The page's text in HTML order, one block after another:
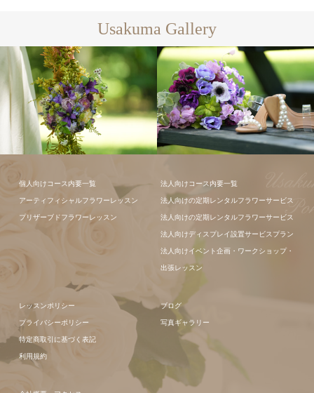
Usakuma Gallery
ギャラリー全
ト
個人向けコース内要一覧
アーティフィシャルフラワーレッスン
プリザーブドフラワーレッスン
法人向けコース内要一覧
法人向けの定期レンタルフラワーサービス
法人向けの定期レンタルフラワーサービス
法人向けディスプレイ設置サービスプラン
法人向けイベント企画・ワークショップ・
出張レッスン
レッスンポリシー
プライバシーポリシー
特定商取引に基づく表記
利用規約
ブログ
写真ギャラリー